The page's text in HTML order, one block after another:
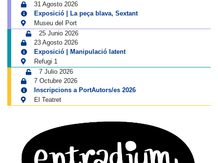
31 Agosto 2026
Exposició | La peça blava, Sextant
Museu del Port
25 Junio 2026
23 Agosto 2026
Exposició | Manipulació latent
Refugi 1
7 Julio 2026
7 Octubre 2026
Inscripcions a PortAutors/es 2026
El Teatret